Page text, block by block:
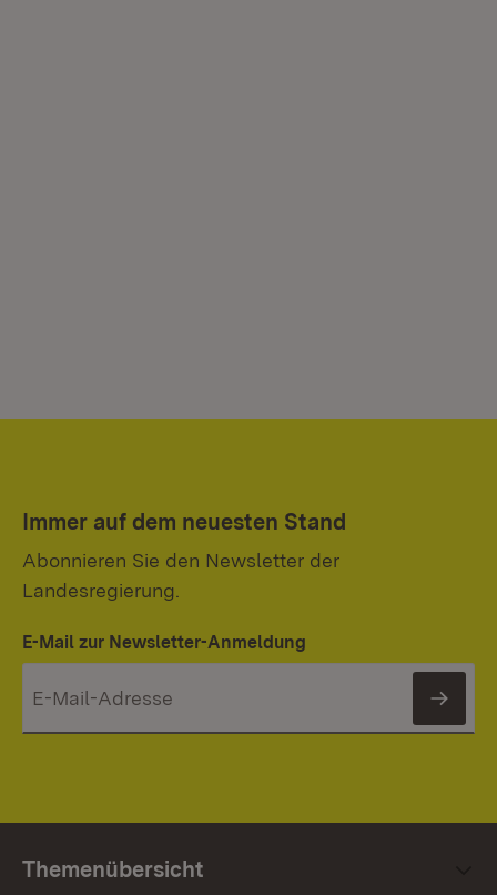
Immer auf dem neuesten Stand
Abonnieren Sie den Newsletter der
Landesregierung.
E-Mail zur Newsletter-Anmeldung
Themenübersicht